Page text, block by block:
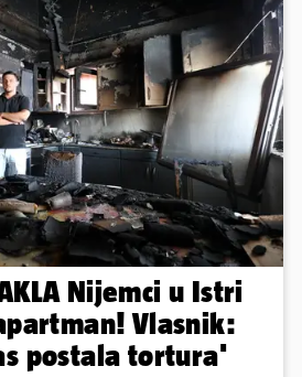
Nijemci u Istri
Vlasnik:
postala tortura'